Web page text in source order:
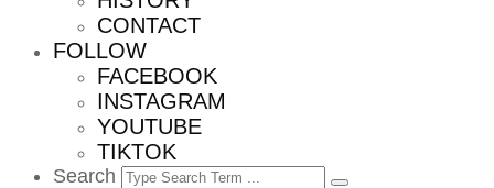
CONTACT
FOLLOW
FACEBOOK
INSTAGRAM
YOUTUBE
TIKTOK
Search